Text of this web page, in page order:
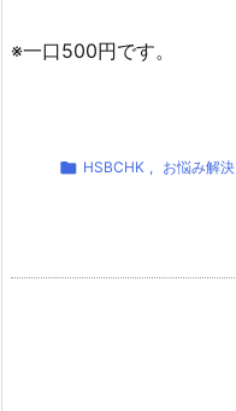
※一口500円です。
 HSBCHK , お悩み解決